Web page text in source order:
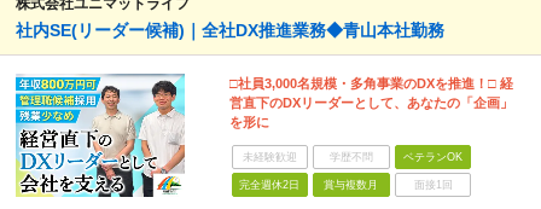
株式会社ユニマットライフ
社内SE(リーダー候補)｜全社DX推進業務◆青山本社勤務
□社員3,000名規模・多角事業のDXを推進！□ 経
営直下のDXリーダーとして、あなたの「企画」
を形に
未経験歓迎 学歴不問 ベテランOK
完全週休2日 賞与複数月 面接1回